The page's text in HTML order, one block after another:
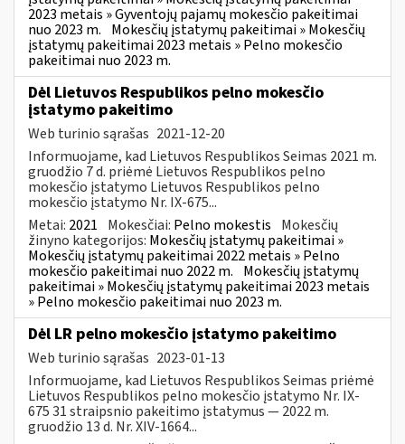
2023 metais » Gyventojų pajamų mokesčio pakeitimai
nuo 2023 m. Mokesčių įstatymų pakeitimai » Mokesčių
įstatymų pakeitimai 2023 metais » Pelno mokesčio
pakeitimai nuo 2023 m.
Dėl Lietuvos Respublikos pelno mokesčio
įstatymo pakeitimo
Web turinio sąrašas 2021-12-20
Informuojame, kad Lietuvos Respublikos Seimas 2021 m.
gruodžio 7 d. priėmė Lietuvos Respublikos pelno
mokesčio įstatymo Lietuvos Respublikos pelno
mokesčio įstatymo Nr. IX-675...
Metai: 2021 Mokesčiai: Pelno mokestis Mokesčių
žinyno kategorijos: Mokesčių įstatymų pakeitimai »
Mokesčių įstatymų pakeitimai 2022 metais » Pelno
mokesčio pakeitimai nuo 2022 m. Mokesčių įstatymų
pakeitimai » Mokesčių įstatymų pakeitimai 2023 metais
» Pelno mokesčio pakeitimai nuo 2023 m.
Dėl LR pelno mokesčio įstatymo pakeitimo
Web turinio sąrašas 2023-01-13
Informuojame, kad Lietuvos Respublikos Seimas priėmė
Lietuvos Respublikos pelno mokesčio įstatymo Nr. IX-
675 31 straipsnio pakeitimo įstatymus — 2022 m.
gruodžio 13 d. Nr. XIV-1664...